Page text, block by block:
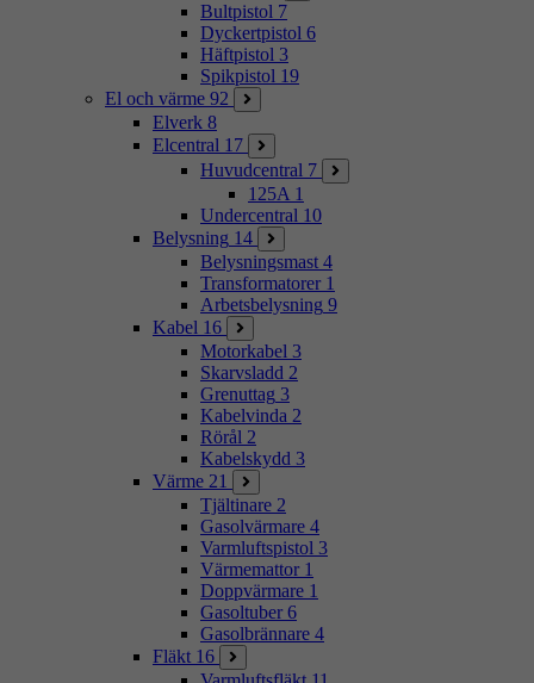
Bultpistol 7
Dyckertpistol 6
Häftpistol 3
Spikpistol 19
El och värme 92
Elverk 8
Elcentral 17
Huvudcentral 7
125A 1
Undercentral 10
Belysning 14
Belysningsmast 4
Transformatorer 1
Arbetsbelysning 9
Kabel 16
Motorkabel 3
Skarvsladd 2
Grenuttag 3
Kabelvinda 2
Rörål 2
Kabelskydd 3
Värme 21
Tjältinare 2
Gasolvärmare 4
Varmluftspistol 3
Värmemattor 1
Doppvärmare 1
Gasoltuber 6
Gasolbrännare 4
Fläkt 16